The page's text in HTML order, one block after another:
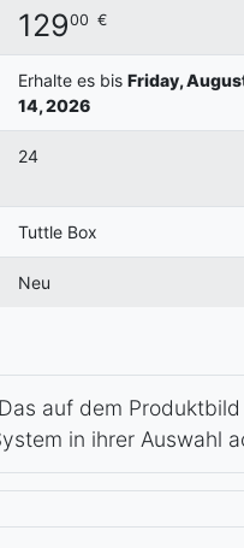
12900 €
Erhalte es bis Friday,
14, 2026
24
Tuttle Box
Neu
auf dem
in ihrer Auswahl